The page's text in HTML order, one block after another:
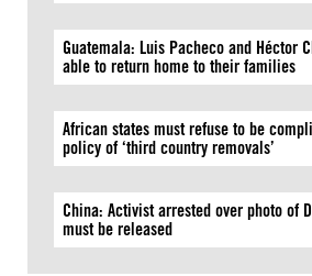
Guatemala: Luis Pacheco and Héctor
able to return home to their families
African states must refuse to be
policy of ‘third country removals’
China: Activist arrested over photo of
must be released